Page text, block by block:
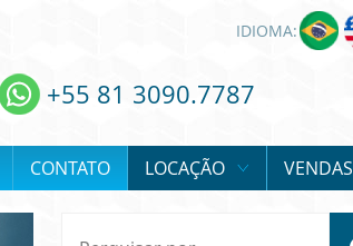
IDIOMA:
+55 81 3090.7787
CONTATO LOCAÇÃO VENDAS